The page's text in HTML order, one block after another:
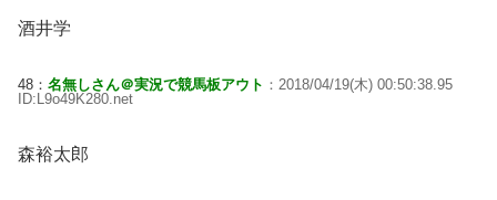
酒井学
48： 名無しさん＠実況で競馬板アウト ：2018/04/19(木) 00:50:38.95
ID:L9o49K280.net
森裕太郎